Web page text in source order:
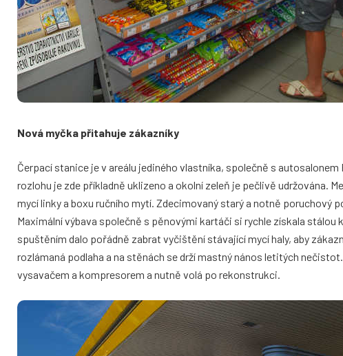
Nová myčka přitahuje zákazníky
Čerpací stanice je v areálu jediného vlastníka, společně s
rozlohu je zde příkladně uklizeno a okolní zeleň je pečlivě udržována.
mycí linky a boxu ručního mytí. Zdecimovaný starý a notně poruchový
Maximální výbava společně s pěnovými kartáči si rychle získala
spuštěním dalo pořádně zabrat vyčištění stávající mycí haly, aby
rozlámaná podlaha a na stěnách se drží mastný nános letitých
vysavačem a kompresorem a nutně volá po rekonstrukci.